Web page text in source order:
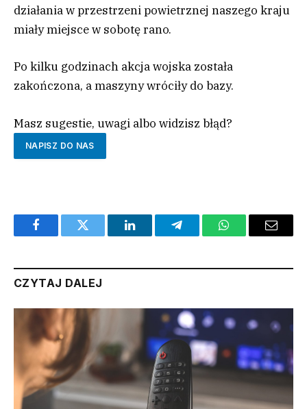
działania w przestrzeni powietrznej naszego kraju
miały miejsce w sobotę rano.
Po kilku godzinach akcja wojska została
zakończona, a maszyny wróciły do bazy.
Masz sugestie, uwagi albo widzisz błąd?
NAPISZ DO NAS
FacebookTwitter LinkedInTelegramWhatsAppEmail
CZYTAJ DALEJ